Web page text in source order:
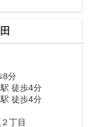
8分
駅 徒歩4分
駅 徒歩4分
２丁目